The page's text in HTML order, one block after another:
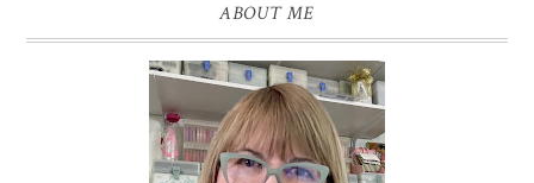
ABOUT ME